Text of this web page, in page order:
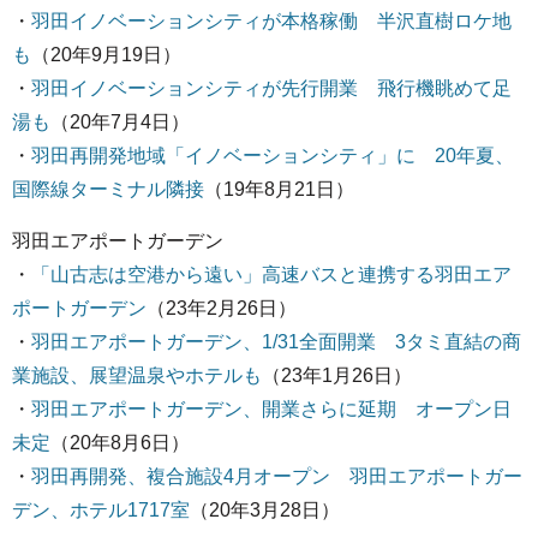
・ 羽田イノベーションシティが本格稼働 半沢直樹ロケ地
も
（20年9月19日）
・ 羽田イノベーションシティが先行開業 飛行機眺めて足
湯も
（20年7月4日）
・ 羽田再開発地域「イノベーションシティ」に 20年夏、
国際線ターミナル隣接 （19年8月21日）
羽田エアポートガーデン
・
「山古志は空港から遠い」高速バスと連携する羽田エア
ポートガーデン （23年2月26日）
・ 羽田エアポートガーデン、1/31全面開業 3タミ直結の商
業施設、展望温泉やホテルも
（23年1月26日）
・ 羽田エアポートガーデン、開業さらに延期 オープン日
未定 （20年8月6日）
・ 羽田再開発、複合施設4月オープン 羽田エアポートガー
デン、ホテル1717室 （20年3月28日）